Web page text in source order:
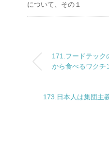
について、その１
171.フードテック
から食べるワクチ
173.日本人は集団主